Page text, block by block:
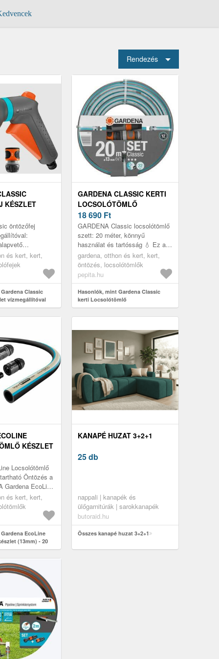
Rendezés
KÉSZLET
öntözőfej
A Gardena
készlet ideális
és kert, kert,
Classic
vízmegállítóval
GARDENA CLASSIC KERTI
LOCSOLÓTÖMLŐ
RENDSZERELEMEKKEL 1/2"
20 M
18 690 Ft
GARDENA Classic locsolótömlő
szett: 20 méter, könnyű
használat és tartósság 💧 Ez a
GARDENA Classic locsolótömlő
szett mindent tartalmaz, amire
szük...
gardena, otthon és kert, kert,
öntözés, locsolótömlők
pepita.hu
Hasonlók, mint Gardena Classic
kerti Locsolótömlő
rendszerelemekkel 1/2" 20 M
KÉSZLET
(18931-
Locsolótömlő
Öntözés a
Gardena EcoLine
ideális
és kert, kert,
EcoLine
(13mm) - 20
KANAPÉ HUZAT 3+2+1
25 db
nappali | kanapék és
ülőgarnitúrák | sarokkanapék
butoraid.hu
Összes kanapé huzat 3+2+1